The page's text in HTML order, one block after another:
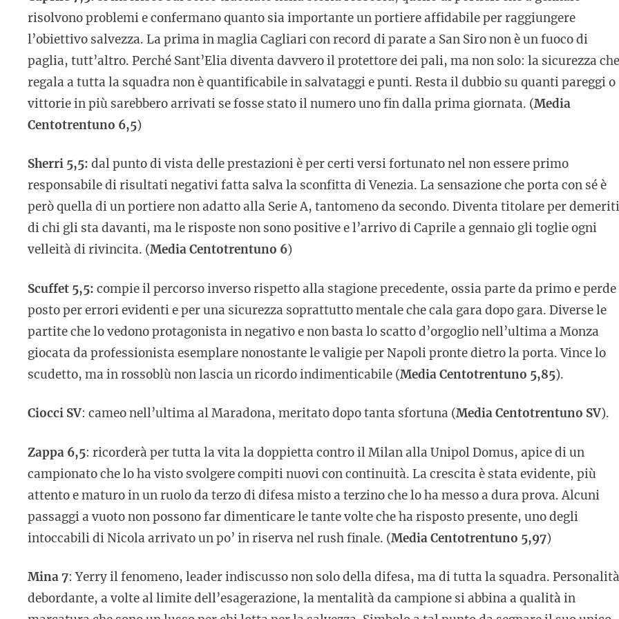
risolvono problemi e confermano quanto sia importante un portiere affidabile per raggiungere
l’obiettivo salvezza. La prima in maglia Cagliari con record di parate a San Siro non è un fuoco di
paglia, tutt’altro. Perché Sant’Elia diventa davvero il protettore dei pali, ma non solo: la sicurezza che
regala a tutta la squadra non è quantificabile in salvataggi e punti. Resta il dubbio su quanti pareggi o
vittorie in più sarebbero arrivati se fosse stato il numero uno fin dalla prima giornata. (Media
Centotrentuno 6,5)
Sherri 5,5: dal punto di vista delle prestazioni è per certi versi fortunato nel non essere primo
responsabile di risultati negativi fatta salva la sconfitta di Venezia. La sensazione che porta con sé è
però quella di un portiere non adatto alla Serie A, tantomeno da secondo. Diventa titolare per demeriti
di chi gli sta davanti, ma le risposte non sono positive e l’arrivo di Caprile a gennaio gli toglie ogni
velleità di rivincita. (Media Centotrentuno 6)
Scuffet 5,5: compie il percorso inverso rispetto alla stagione precedente, ossia parte da primo e
posto per errori evidenti e per una sicurezza soprattutto mentale che cala gara dopo gara. Diverse le
partite che lo vedono protagonista in negativo e non basta lo scatto d’orgoglio nell’ultima a Monza
giocata da professionista esemplare nonostante le valigie per Napoli pronte dietro la porta. Vince lo
scudetto, ma in rossoblù non lascia un ricordo indimenticabile (Media Centotrentuno 5,85).
Ciocci SV: cameo nell’ultima al Maradona, meritato dopo tanta sfortuna (Media Centotrentuno SV).
Zappa 6,5: ricorderà per tutta la vita la doppietta contro il Milan alla Unipol Domus, apice di un
campionato che lo ha visto svolgere compiti nuovi con continuità. La crescita è stata evidente, più
attento e maturo in un ruolo da terzo di difesa misto a terzino che lo ha messo a dura prova. Alcuni
passaggi a vuoto non possono far dimenticare le tante volte che ha risposto presente, uno degli
intoccabili di Nicola arrivato un po’ in riserva nel rush finale. (Media Centotrentuno 5,97)
Mina 7: Yerry il fenomeno, leader indiscusso non solo della difesa, ma di tutta la squadra. Personalità
debordante, a volte al limite dell’esagerazione, la mentalità da campione si abbina a qualità in